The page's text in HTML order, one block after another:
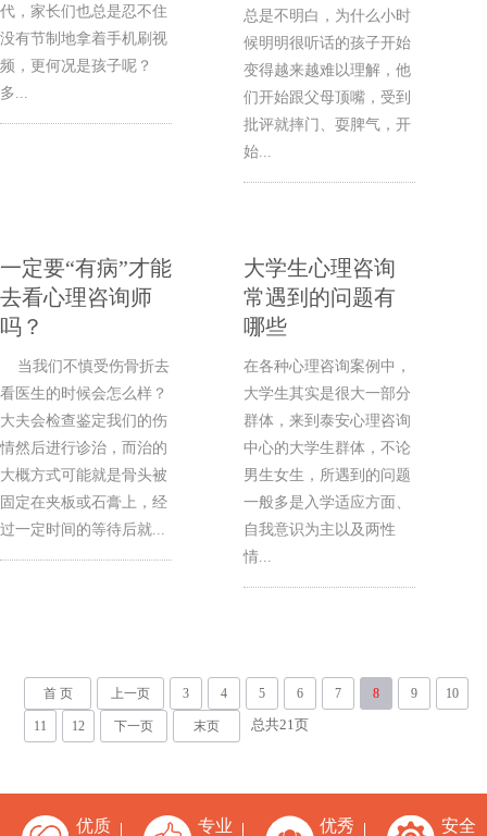
代，家长们也总是忍不住
没有节制地拿着手机刷视
频，更何况是孩子呢？
多...
总是不明白，为什么小时
候明明很听话的孩子开始
变得越来越难以理解，他
们开始跟父母顶嘴，受到
批评就摔门、耍脾气，开
始...
一定要“有病”才能
去看心理咨询师
吗？
当我们不慎受伤骨折去
看医生的时候会怎么样？
大夫会检查鉴定我们的伤
情然后进行诊治，而治的
大概方式可能就是骨头被
固定在夹板或石膏上，经
过一定时间的等待后就...
大学生心理咨询
常遇到的问题有
哪些
在各种心理咨询案例中，
大学生其实是很大一部分
群体，来到泰安心理咨询
中心的大学生群体，不论
男生女生，所遇到的问题
一般多是入学适应方面、
自我意识为主以及两性
情...
首 页 上一页 3 4 5 6 7 8 9 10
11 12 下一页 末页 总共21页
优质
专业
优秀
安全